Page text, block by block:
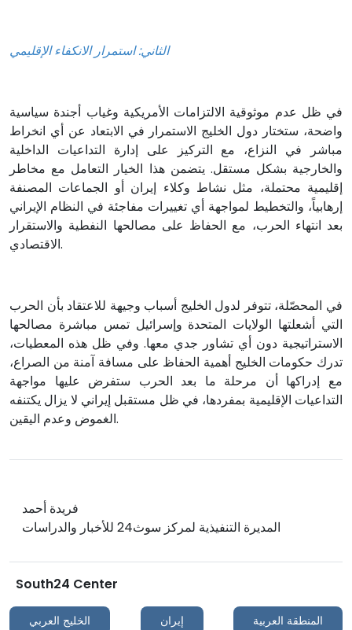
الثاني: استمرار الانكفاء الإقليمي
في ظل عدم موثوقية الالتزامات الأمريكية وغياب أجندة سياسية
واضحة، ستختار دول الخليج الاستمرار في الابتعاد عن أي انخراط
مباشر في النزاع، مع التركيز على إدارة التداعيات الداخلية
والخارجية بشكل مستقل. يتضمن هذا الخيار التعامل مع مخاطر
إقليمية محتملة، مثل نشاط وكلاء إيران أو الجماعات المصنفة
إرهابياً، والتخطيط لمواجهة أي تغييرات مفاجئة في النظام الإيراني
بعد انتهاء الحرب، مع الحفاظ على مصالحها النفطية والاستقرار
الاقتصادي.
في المحصّلة، تتوفر لدول الخليج أسباب وجيهة للاعتقاد بأن الحرب
التي أشعلتها الولايات المتحدة وإسرائيل تمس مباشرة مصالحها
الاستراتيجية دون أي تشاور جدي معها. وفي ظل هذه المعطيات،
تدرك حكومات الخليج أهمية الحفاظ على مسافة آمنة من الصراع،
مع إدراكها أن مرحلة ما بعد الحرب ستفرض عليها مواجهة
التداعيات الإقليمية بمفردها، في ظل مستقبل إيراني لا يزال يكتنفه
الغموض وعدم اليقين.
فريدة أحمد
المديرة التنفيذية لمركز سوث24 للأخبار والدراسات
South24 Center
الخليج العربي إيران المنطقة العربية